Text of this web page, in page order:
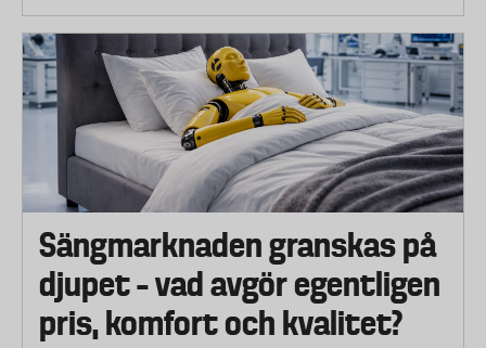
Sängmarknaden granskas på
djupet – vad avgör egentligen
pris, komfort och kvalitet?